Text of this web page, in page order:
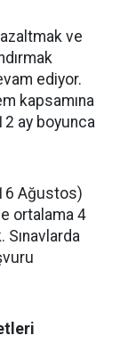
ve
ediyor.
kapsamına
ay boyunca
Ağustos)
ortalama 4